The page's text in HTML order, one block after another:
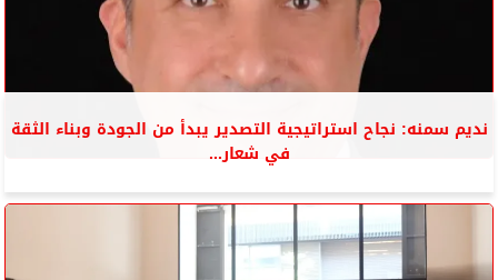
نديم سمنه: نجاح استراتيجية التصدير يبدأ من الجودة وبناء الثقة
في شعار...